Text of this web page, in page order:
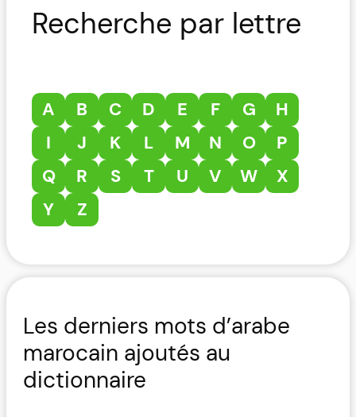
Recherche par lettre
A B C D E F G
H
I
J K L M N O
P
Q
R S T U V W
X
Y
Z
Les derniers mots d’arabe
marocain ajoutés au
dictionnaire